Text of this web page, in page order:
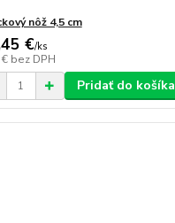
nôž 4,5 cm
€/ks
€ bez DPH
Pridať do košíka